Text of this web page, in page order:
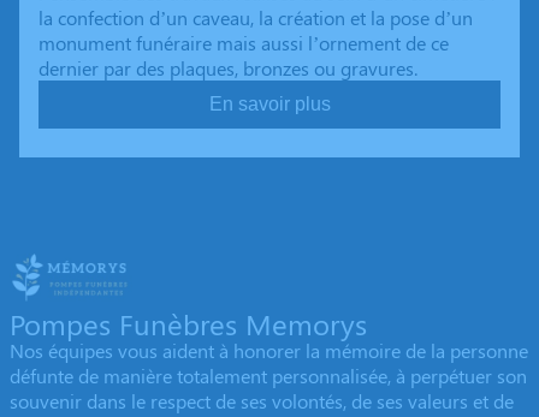
la confection d’un caveau, la création et la pose d’un
monument funéraire mais aussi l’ornement de ce
dernier par des plaques, bronzes ou gravures.
En savoir plus
Pompes Funèbres Memorys
Nos équipes vous aident à honorer la mémoire de la personne
défunte de manière totalement personnalisée, à perpétuer son
souvenir dans le respect de ses volontés, de ses valeurs et de